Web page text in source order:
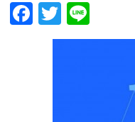
Facebook
Twitter